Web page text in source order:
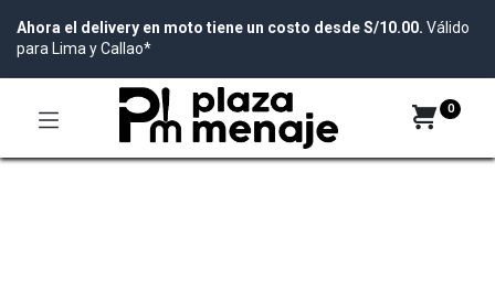
Ahora el delivery en moto tiene un costo desde S/10.00. Válido
para Lima y Callao*
0